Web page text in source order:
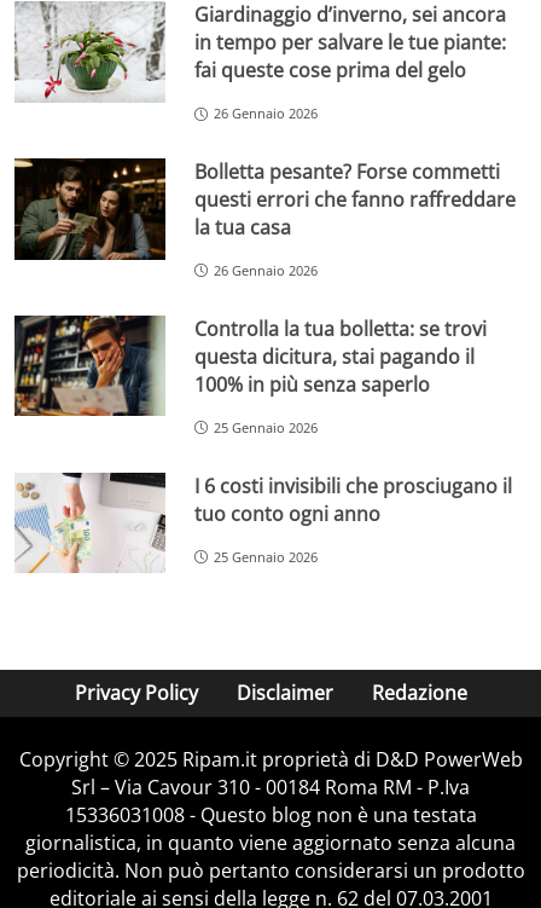
Giardinaggio d’inverno, sei ancora
in tempo per salvare le tue piante:
fai queste cose prima del gelo
26 Gennaio 2026
Bolletta pesante? Forse commetti
questi errori che fanno raffreddare
la tua casa
26 Gennaio 2026
Controlla la tua bolletta: se trovi
questa dicitura, stai pagando il
100% in più senza saperlo
25 Gennaio 2026
I 6 costi invisibili che prosciugano il
tuo conto ogni anno
25 Gennaio 2026
Privacy Policy Disclaimer Redazione
Copyright © 2025 Ripam.it proprietà di D&D PowerWeb
Srl – Via Cavour 310 - 00184 Roma RM - P.Iva
15336031008 - Questo blog non è una testata
giornalistica, in quanto viene aggiornato senza alcuna
periodicità. Non può pertanto considerarsi un prodotto
editoriale ai sensi della legge n. 62 del 07.03.2001